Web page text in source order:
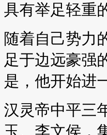
具有举足轻重
随着自己势力
足于边远豪强
是，他开始进
汉灵帝中平三
玉、李文侯，